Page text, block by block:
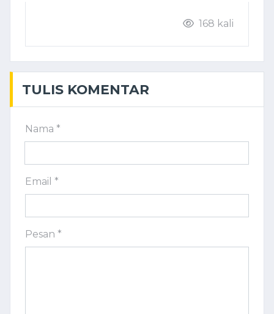
168 kali
TULIS KOMENTAR
Nama *
Email *
Pesan *